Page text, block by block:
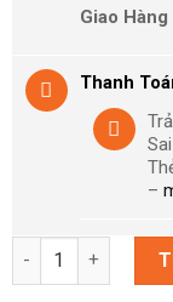
Giao
Thanh
–
Nintendo Switch